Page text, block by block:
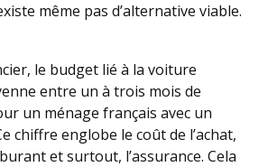
même pas d’alternative viable.
le budget lié à la voiture
entre un à trois mois de
un ménage français avec un
chiffre englobe le coût de l’achat,
et surtout, l’assurance. Cela